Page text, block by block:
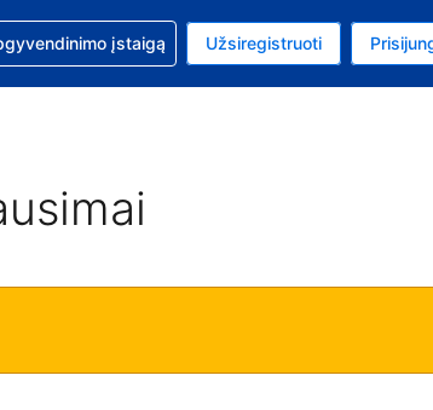
valiuta: Jungtinių Valstijų doleris
pasirinkta kalba: Lietuvių
užsakymo įstaigą Užsiregistruoti